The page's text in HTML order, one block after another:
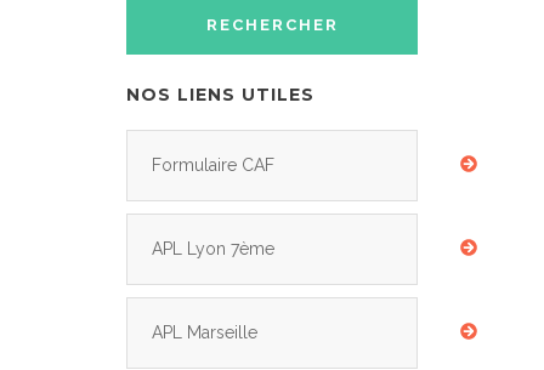
NOS LIENS UTILES
Formulaire CAF
APL Lyon 7ème
APL Marseille